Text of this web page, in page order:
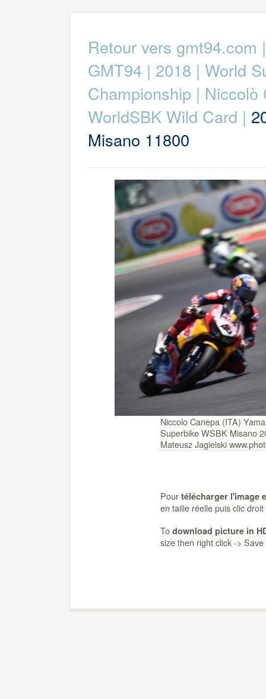
Retour vers gmt94.com
GMT94 | 2018 | World
Championship | Niccolò
WorldSBK Wild Card |
Misano 11800
Niccolo Canepa (ITA)
Superbike WSBK Misano
Mateusz Jagielski
Pour télécharger l'image
en taille réelle puis clic
To download picture in
size then right click ->